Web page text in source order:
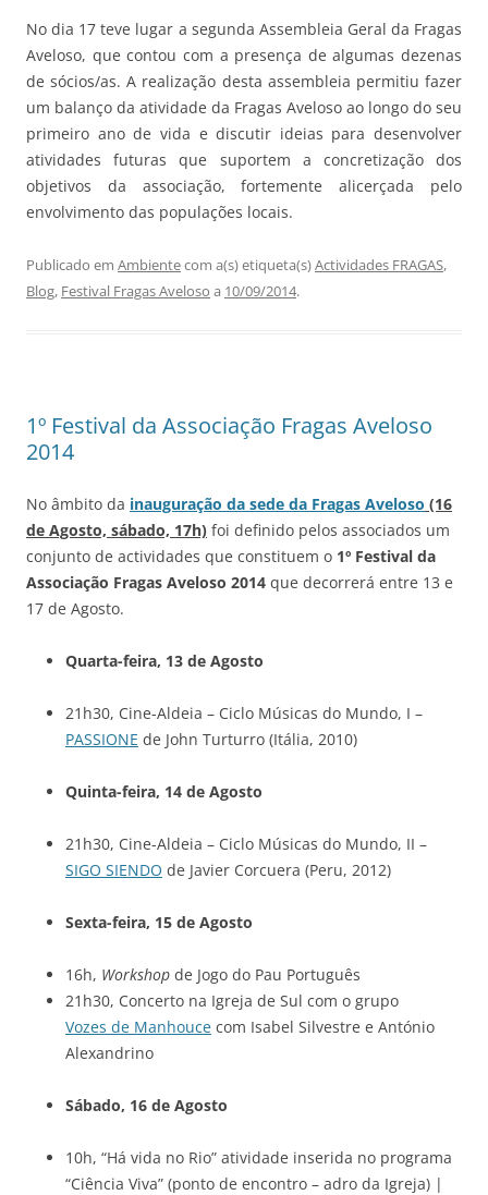
No dia 17 teve lugar a segunda Assembleia Geral da Fragas
Aveloso, que contou com a presença de algumas dezenas
de sócios/as. A realização desta assembleia permitiu fazer
um balanço da atividade da Fragas Aveloso ao longo do seu
primeiro ano de vida e discutir ideias para desenvolver
atividades futuras que suportem a concretização dos
objetivos da associação, fortemente alicerçada pelo
envolvimento das populações locais.
Publicado em Ambientecom a(s) etiqueta(s)Actividades FRAGAS,
Blog, Festival Fragas Aveloso a 10/09/2014.
1º Festival da Associação Fragas Aveloso
2014
No âmbito da inauguração da sede da Fragas Aveloso (16
de Agosto, sábado, 17h) foi definido pelos associados um
conjunto de actividades que constituem o 1º Festival da
Associação Fragas Aveloso 2014 que decorrerá entre 13 e
17 de Agosto.
Quarta-feira, 13 de Agosto
21h30, Cine-Aldeia – Ciclo Músicas do Mundo, I –
PASSIONE de John Turturro (Itália, 2010)
Quinta-feira, 14 de Agosto
21h30, Cine-Aldeia – Ciclo Músicas do Mundo, II –
SIGO SIENDO de Javier Corcuera (Peru, 2012)
Sexta-feira, 15 de Agosto
16h, Workshop de Jogo do Pau Português
21h30, Concerto na Igreja de Sul com o grupo
Vozes de Manhouce com Isabel Silvestre e António
Alexandrino
Sábado, 16 de Agosto
10h, “Há vida no Rio” atividade inserida no programa
“Ciência Viva” (ponto de encontro – adro da Igreja) |